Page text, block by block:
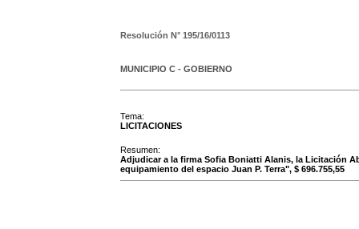
Resolución N° 195/16/0113
MUNICIPIO C - GOBIERNO
Tema:
LICITACIONES
Resumen:
Adjudicar a la firma Sofia Boniatti Alanis, la Licitación
equipamiento del espacio Juan P. Terra", $ 696.755,55